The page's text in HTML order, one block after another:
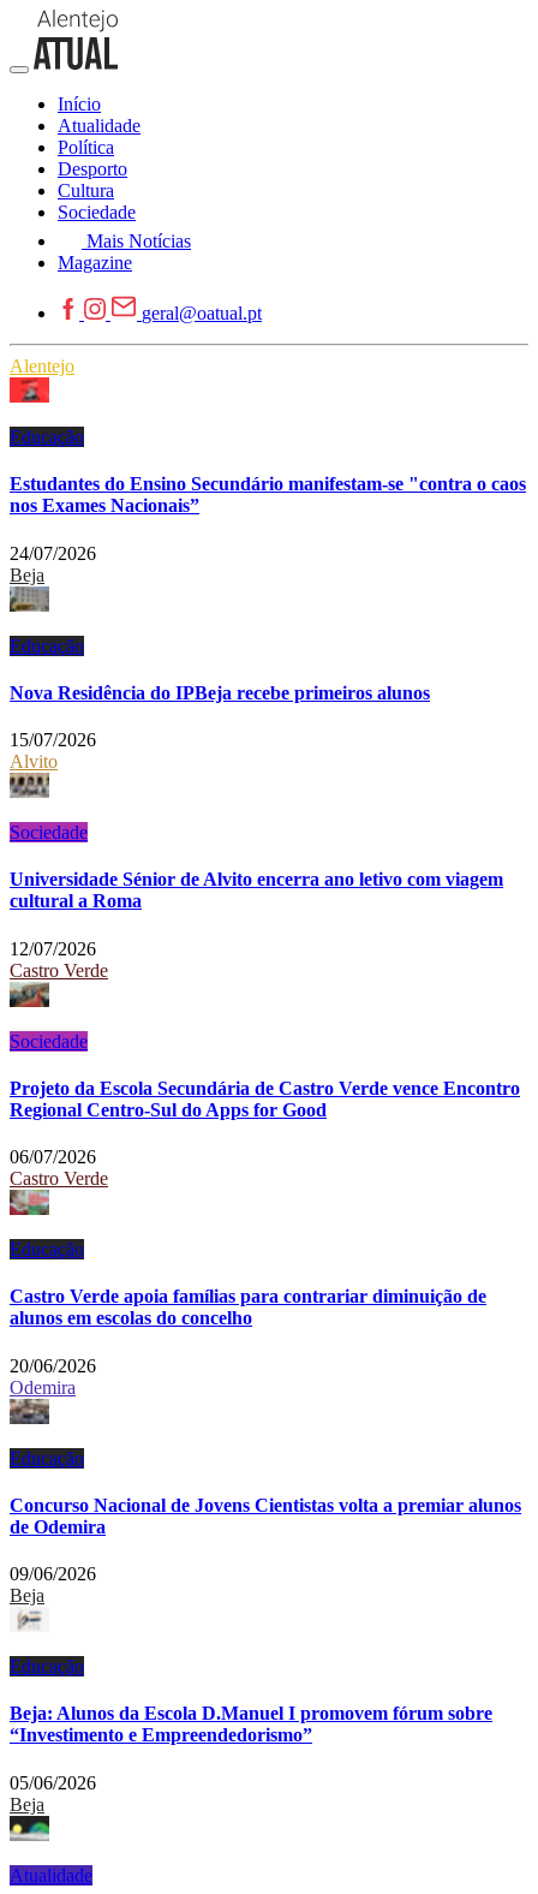
Início
Atualidade
Política
Desporto
Cultura
Sociedade
Mais Notícias
Magazine
geral@oatual.pt
Alentejo
Educação
Estudantes do Ensino Secundário manifestam-se "contra o caos
nos Exames Nacionais”
24/07/2026
Beja
Educação
Nova Residência do IPBeja recebe primeiros alunos
15/07/2026
Alvito
Sociedade
Universidade Sénior de Alvito encerra ano letivo com viagem
cultural a Roma
12/07/2026
Castro Verde
Sociedade
Projeto da Escola Secundária de Castro Verde vence Encontro
Regional Centro-Sul do Apps for Good
06/07/2026
Castro Verde
Educação
Castro Verde apoia famílias para contrariar diminuição de
alunos em escolas do concelho
20/06/2026
Odemira
Educação
Concurso Nacional de Jovens Cientistas volta a premiar alunos
de Odemira
09/06/2026
Beja
Educação
Beja: Alunos da Escola D.Manuel I promovem fórum sobre
“Investimento e Empreendedorismo”
05/06/2026
Beja
Atualidade